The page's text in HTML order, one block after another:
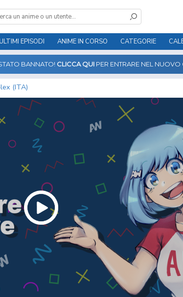
EPISODI ANIME IN CORSO CATEGORIE
BANNATO! CLICCA QUI PER ENTRARE NEL NUOVO
(ITA)